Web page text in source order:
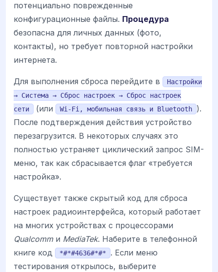
потенциально поврежденные
конфигурационные файлы. Процедура
безопасна для личных данных (фото,
контакты), но требует повторной настройки
интернета.
Для выполнения сброса перейдите в
Настройки
→ Система → Сброс настроек → Сброс настроек
сети
(или Wi-Fi, мобильная связь и Bluetooth
).
После подтверждения действия устройство
перезагрузится. В некоторых случаях это
полностью устраняет циклический запрос SIM-
меню, так как сбрасывается флаг «требуется
настройка».
Существует также скрытый код для сброса
настроек радиоинтерфейса, который работает
на многих устройствах с процессорами
Qualcommи MediaTek. Наберите в телефонной
книге код
*#*#4636#*#*
. Если меню
тестирования открылось, выберите